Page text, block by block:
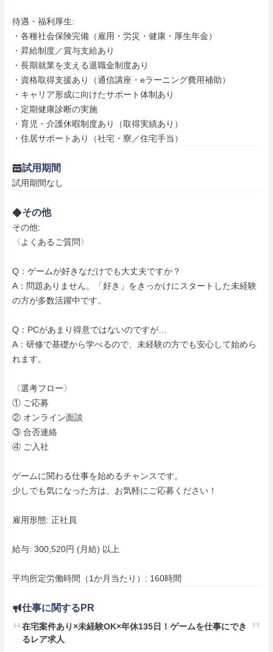
待遇・福利厚生:
・各種社会保険完備（雇用・労災・健康・厚生年金）
・昇給制度／賞与支給あり
・長期就業を支える退職金制度あり
・資格取得支援あり（通信講座・eラーニング費用補助）
・キャリア形成に向けたサポート体制あり
・定期健康診断の実施
・育児・介護休暇制度あり（取得実績あり）
・住居サポートあり（社宅・寮／住宅手当）
試用期間
試用期間なし
その他
その他:
〈よくあるご質問〉
Q：ゲームが好きなだけでも大丈夫ですか？
A：問題ありません。「好き」をきっかけにスタートした未経験
の方が多数活躍中です。
Q：PCがあまり得意ではないのですが…
A：研修で基礎から学べるので、未経験の方でも安心して始めら
れます。
〈選考フロー〉
① ご応募
② オンライン面談
③ 合否連絡
④ ご入社
ゲームに関わる仕事を始めるチャンスです。
少しでも気になった方は、お気軽にご応募ください！
雇用形態: 正社員
給与: 300,520円 (月給) 以上
平均所定労働時間（1か月当たり）: 160時間
仕事に関するPR
在宅案件あり×未経験OK×年休135日！ゲームを仕事にでき
るレア求人